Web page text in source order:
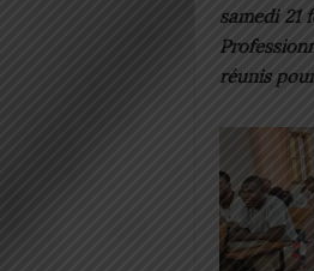
samedi 21
réunis